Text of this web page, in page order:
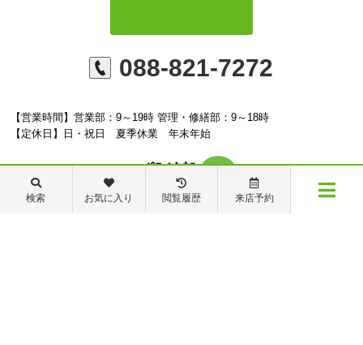
088-821-7272
【営業時間】営業部：9～19時 管理・修繕部：9～18時
【定休日】日・祝日 夏季休業 年末年始
検索 お気に入り 閲覧履歴 来店予約